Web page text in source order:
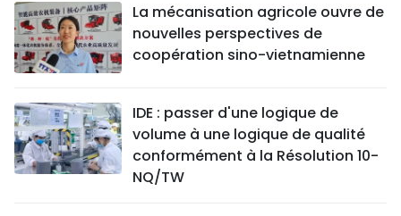
La mécanisation agricole ouvre de
nouvelles perspectives de
coopération sino-vietnamienne
IDE : passer d'une logique de
volume à une logique de qualité
conformément à la Résolution 10-
NQ/TW